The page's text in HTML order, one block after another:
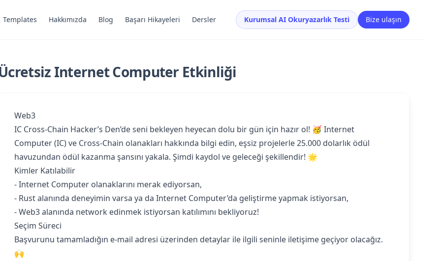
Templates Hakkımızda Blog Başarı Hikayeleri Dersler Kurumsal AI Okuryazarlık Testi Bize ulaşın
Internet Computer Etkinliği
Web3
IC Cross-Chain Hacker’s Den’de seni bekleyen heyecan dolu bir gün için hazır ol! 🥳 Internet
Computer (IC) ve Cross-Chain olanakları hakkında bilgi edin, eşsiz projelerle 25.000 dolarlık ödül
havuzundan ödül kazanma şansını yakala. Şimdi kaydol ve geleceği şekillendir! 🌟
Kimler Katılabilir
- Internet Computer olanaklarını merak ediyorsan,
- Rust alanında deneyimin varsa ya da Internet Computer’da geliştirme yapmak istiyorsan,
- Web3 alanında network edinmek istiyorsan katılımını bekliyoruz!
Seçim Süreci
Başvurunu tamamladığın e-mail adresi üzerinden detaylar ile ilgili seninle iletişime geçiyor olacağız.
🙌